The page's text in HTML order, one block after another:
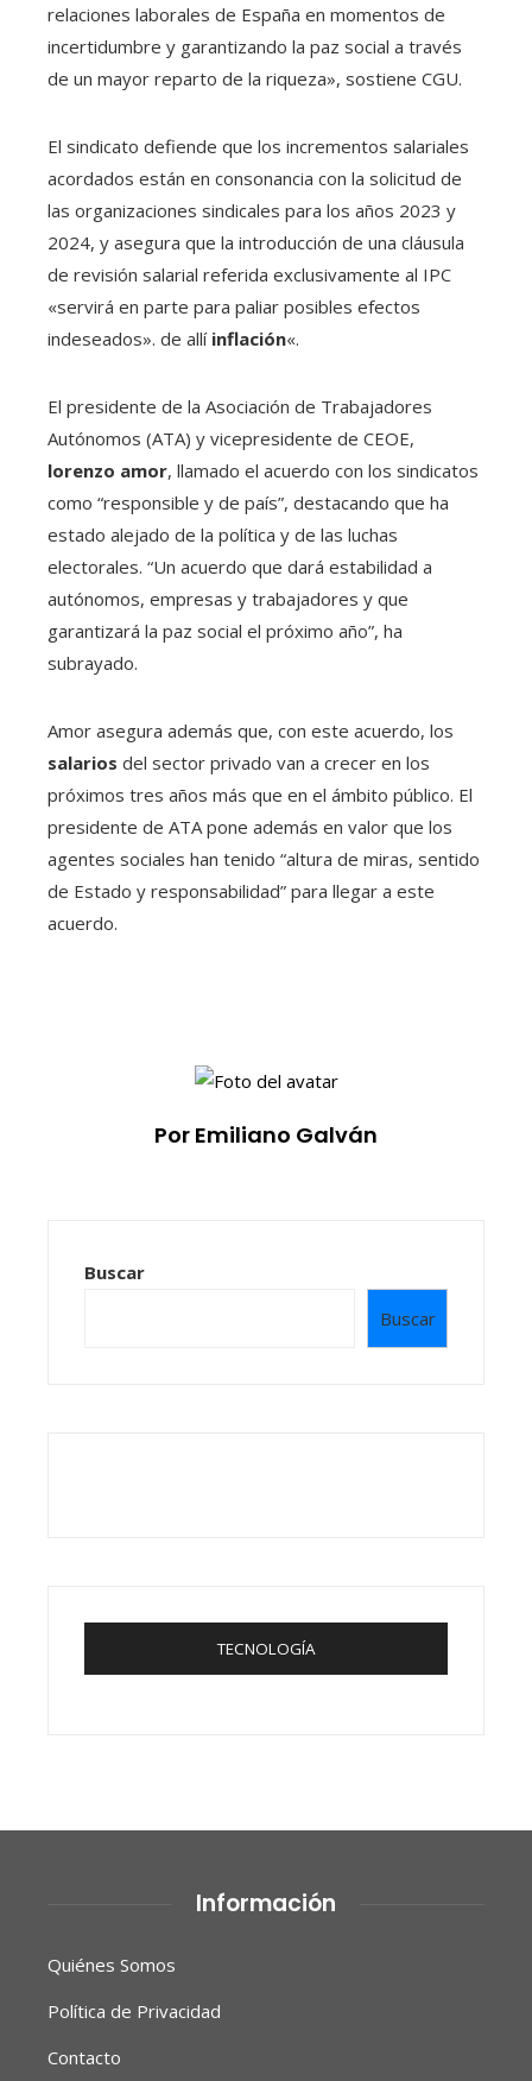
relaciones laborales de España en momentos de
incertidumbre y garantizando la paz social a través
de un mayor reparto de la riqueza», sostiene CGU.
El sindicato defiende que los incrementos salariales
acordados están en consonancia con la solicitud de
las organizaciones sindicales para los años 2023 y
2024, y asegura que la introducción de una cláusula
de revisión salarial referida exclusivamente al IPC
«servirá en parte para paliar posibles efectos
indeseados». de allí inflación«.
El presidente de la Asociación de Trabajadores
Autónomos (ATA) y vicepresidente de CEOE,
lorenzo amor, llamado el acuerdo con los sindicatos
como “responsible y de país”, destacando que ha
estado alejado de la política y de las luchas
electorales. “Un acuerdo que dará estabilidad a
autónomos, empresas y trabajadores y que
garantizará la paz social el próximo año”, ha
subrayado.
Amor asegura además que, con este acuerdo, los
salarios del sector privado van a crecer en los
próximos tres años más que en el ámbito público. El
presidente de ATA pone además en valor que los
agentes sociales han tenido “altura de miras, sentido
de Estado y responsabilidad” para llegar a este
acuerdo.
Por Emiliano Galván
Buscar
Buscar
TECNOLOGÍA
Información
Quiénes Somos
Política de Privacidad
Contacto